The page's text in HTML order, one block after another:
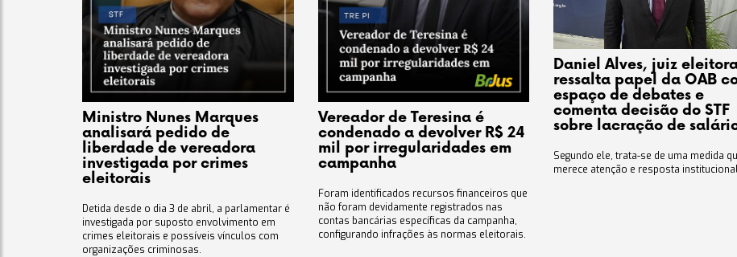
Ministro Nunes Marques
analisará pedido de
liberdade de vereadora
investigada por crimes
eleitorais
Detida desde o dia 3 de abril, a parlamentar é
investigada por suposto envolvimento em
crimes eleitorais e possíveis vínculos com
organizações criminosas.
Vereador de Teresina é
condenado a devolver R$ 24
mil por irregularidades em
campanha
Foram identificados recursos financeiros que
não foram devidamente registrados nas
contas bancárias específicas da campanha,
configurando infrações às normas eleitorais.​
Daniel Alves, juiz
ressalta papel da OAB
espaço de debates e
comenta decisão do STF
sobre lacração de
Segundo ele, trata-se de uma medida
merece atenção e resposta